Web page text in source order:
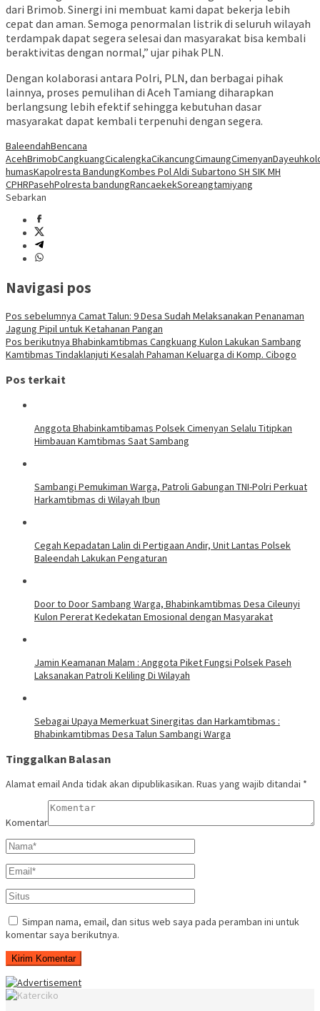
dari Brimob. Sinergi ini membuat kami dapat bekerja lebih
cepat dan aman. Semoga penormalan listrik di seluruh wilayah
terdampak dapat segera selesai dan masyarakat bisa kembali
beraktivitas dengan normal,” ujar pihak PLN.
Dengan kolaborasi antara Polri, PLN, dan berbagai pihak
lainnya, proses pemulihan di Aceh Tamiang diharapkan
berlangsung lebih efektif sehingga kebutuhan dasar
masyarakat dapat kembali terpenuhi dengan segera.
BaleendahBencana
AcehBrimobCangkuangCicalengkaCikancungCimaungCimenyan
humasKapolresta BandungKombes Pol Aldi Subartono SH SIK MH
CPHRPasehPolresta bandungRancaekekSoreangtamiyang
Sebarkan
Navigasi pos
Pos sebelumnya Camat Talun: 9 Desa Sudah Melaksanakan Penanaman
Jagung Pipil untuk Ketahanan Pangan
Pos berikutnya Bhabinkamtibmas Cangkuang Kulon Lakukan Sambang
Kamtibmas Tindaklanjuti Kesalah Pahaman Keluarga di Komp. Cibogo
Pos terkait
Anggota Bhabinkamtibamas Polsek Cimenyan Selalu Titipkan
Himbauan Kamtibmas Saat Sambang
Sambangi Pemukiman Warga, Patroli Gabungan TNI-Polri Perkuat
Harkamtibmas di Wilayah Ibun
Cegah Kepadatan Lalin di Pertigaan Andir, Unit Lantas Polsek
Baleendah Lakukan Pengaturan
Door to Door Sambang Warga, Bhabinkamtibmas Desa Cileunyi
Kulon Pererat Kedekatan Emosional dengan Masyarakat
Jamin Keamanan Malam : Anggota Piket Fungsi Polsek Paseh
Laksanakan Patroli Keliling Di Wilayah
Sebagai Upaya Memerkuat Sinergitas dan Harkamtibmas :
Bhabinkamtibmas Desa Talun Sambangi Warga
Tinggalkan Balasan
Alamat email Anda tidak akan dipublikasikan. Ruas yang wajib ditandai *
Komentar
Simpan nama, email, dan situs web saya pada peramban ini untuk
komentar saya berikutnya.